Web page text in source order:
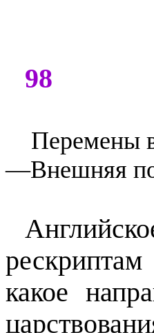
98
Перемены
—Внешняя
какое